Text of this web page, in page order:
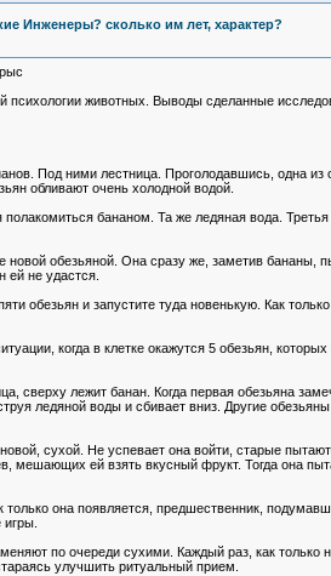
Инженеры? сколько им лет, характер?
психологии животных. Выводы сделанные
Под ними лестница. Проголодавшись, одна
обливают очень холодной водой.
бананом. Та же ледяная вода.
новой обезьяной. Она сразу же, заметив
ей не удастся.
обезьян и запустите туда новенькую. Как
когда в клетке окажутся 5 обезьян,
сверху лежит банан. Когда первая обезьяна
ледяной воды и сбивает вниз. Другие
сухой. Не успевает она войти, старые
мешающих ей взять вкусный фрукт. Тогда она
она появляется, предшественник,
по очереди сухими. Каждый раз, как только
улучшить ритуальный прием.